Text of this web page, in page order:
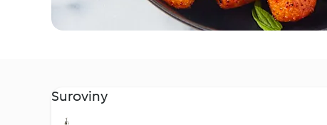
Suroviny